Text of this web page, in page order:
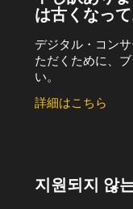
は古くなっ
デジタル・コン
ただくために、
い。
詳細はこちら
지원되지 않